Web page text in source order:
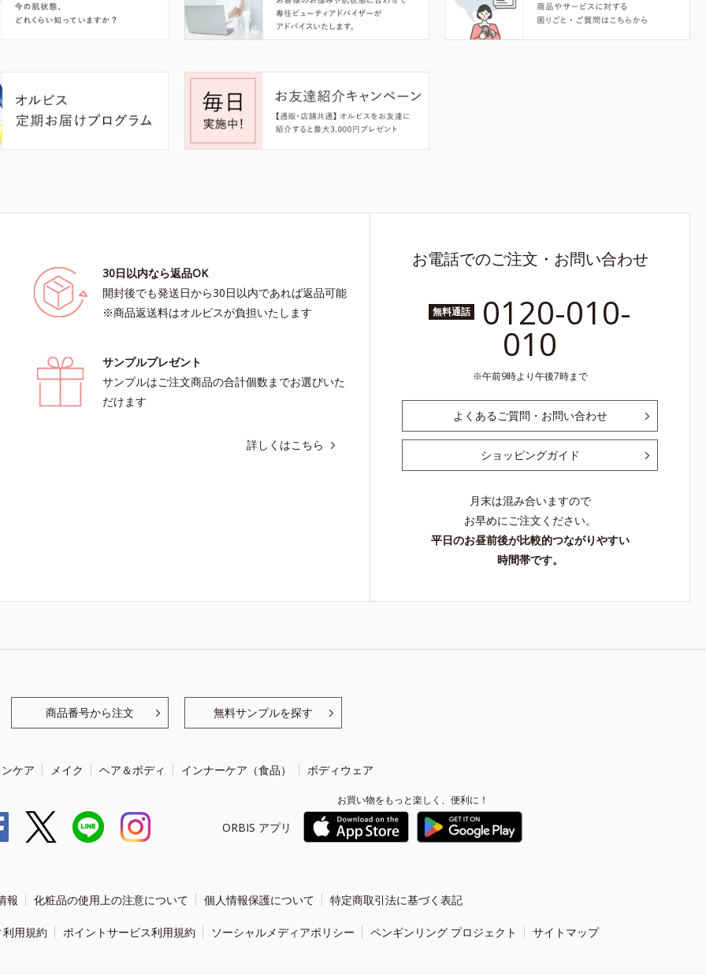
30日以内なら返品OK
開封後でも発送日から30日以内であれば返品可能
※商品返送料はオルビスが負担いたします
サンプルプレゼント
サンプルはご注文商品の合計個数までお選びいた
だけます
詳しくはこちら
お電話でのご注文・お問い合わせ
無料通話 0120-010-
010
午前9時より午後7時まで
よくあるご質問・お問い合わせ
ショッピングガイド
月末は混み合いますので
お早めにご注文ください。
平日のお昼前後が比較的つながりやすい
時間帯です。
商品番号から注文 無料サンプルを探す
ケア メイク ヘア＆ボディ インナーケア（食品） ボディウェア
ORBIS アプリ
お買い物をもっと楽しく、便利に！
報 化粧品の使用上の注意について 個人情報保護について 特定商取引法に基づく表記
用規約 ポイントサービス利用規約 ソーシャルメディアポリシー ペンギンリング プロジェクト サイトマップ